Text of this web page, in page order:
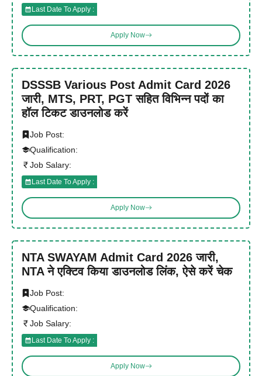
Last Date To Apply :
Apply Now
DSSSB Various Post Admit Card 2026
जारी, MTS, PRT, PGT सहित विभिन्न पदों का
हॉल टिकट डाउनलोड करें
Job Post:
Qualification:
Job Salary:
Last Date To Apply :
Apply Now
NTA SWAYAM Admit Card 2026 जारी,
NTA ने एक्टिव किया डाउनलोड लिंक, ऐसे करें चेक
Job Post:
Qualification:
Job Salary:
Last Date To Apply :
Apply Now